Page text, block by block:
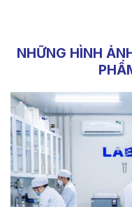
NHỮNG HÌNH